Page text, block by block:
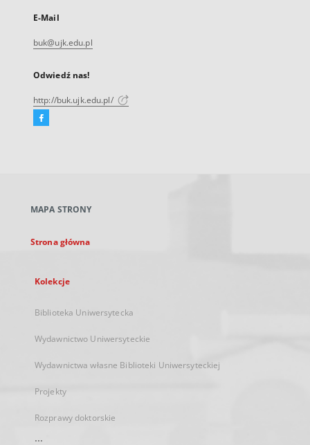
E-Mail
buk@ujk.edu.pl
Odwiedź nas!
http://buk.ujk.edu.pl/
Facebook
karcie
MAPA STRONY
Strona główna
Kolekcje
Biblioteka Uniwersytecka
Wydawnictwo Uniwersyteckie
Wydawnictwa własne Biblioteki Uniwersyteckiej
Projekty
Rozprawy doktorskie
...